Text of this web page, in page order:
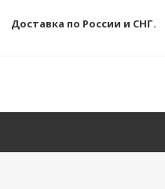
Доставка по России и СНГ.